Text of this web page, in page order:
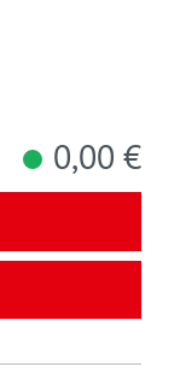
0,00 €